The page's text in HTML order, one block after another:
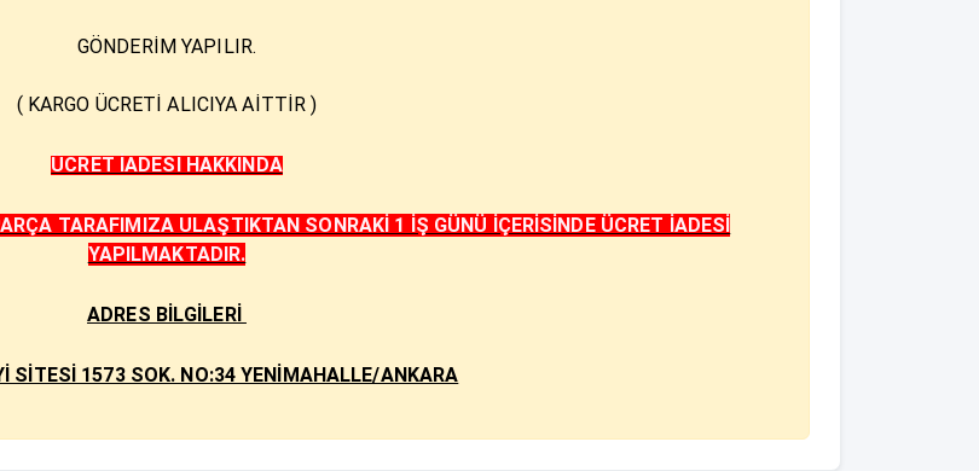
GÖNDERİM YAPILIR.
( KARGO ÜCRETİ ALICIYA AİTTİR )
ÜCRET İADESİ HAKKINDA
TARAFIMIZA ULAŞTIKTAN SONRAKİ 1 İŞ GÜNÜ İÇERİSİNDE ÜCRET İADESİ
YAPILMAKTADIR.
ADRES BİLGİLERİ
SİTESİ 1573 SOK. NO:34 YENİMAHALLE/ANKARA